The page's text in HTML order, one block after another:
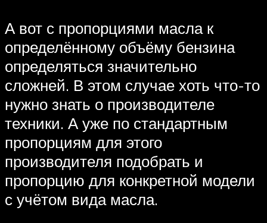
А вот с пропорциями масла к
определённому объёму бензина
определяться значительно
сложней. В этом случае хоть что-то
нужно знать о производителе
техники. А уже по стандартным
пропорциям для этого
производителя подобрать и
пропорцию для конкретной модели
с учётом вида масла.